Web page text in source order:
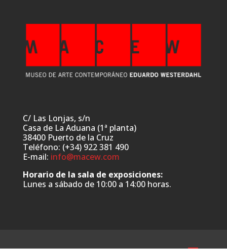
C/ Las Lonjas, s/n
Casa de La Aduana (1ª planta)
38400 Puerto de la Cruz
Teléfono: (+34) 922 381 490
E-mail: info@macew.com
Horario de la sala de exposiciones:
Lunes a sábado de 10:00 a 14:00 horas.